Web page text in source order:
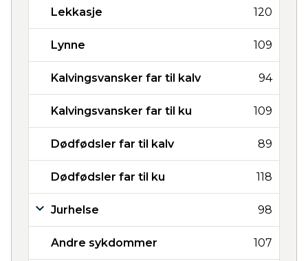
Lekkasje 120
Lynne 109
Kalvingsvansker far til kalv 94
Kalvingsvansker far til ku 109
Dødfødsler far til kalv 89
Dødfødsler far til ku 118
Jurhelse 98
Andre sykdommer 107